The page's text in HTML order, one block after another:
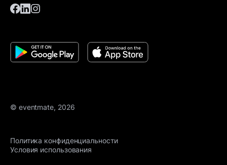
© eventmate, 2026
Политика конфиденциальности
Условия использования